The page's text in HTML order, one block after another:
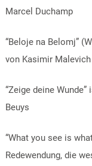
Marcel Duchamp
“Beloje na Belomj”
von Kasimir Malevich
“Zeige deine
Beuys
“What you see is
Redewendung, die